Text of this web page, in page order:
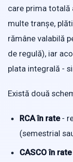
care prima totală
multe tranșe,
rămâne valabilă
de regulă), iar
plata integrală -
Există două
RCA în rate-
(semestrial
CASCO în rate